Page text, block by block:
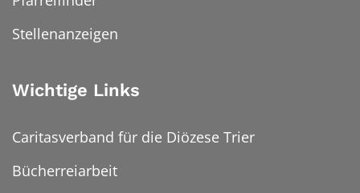
Stellenanzeigen
Wichtige Links
Caritasverband für die Diözese Trier
Bücherreiarbeit